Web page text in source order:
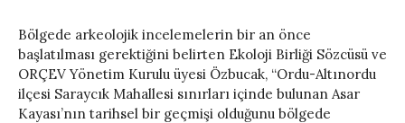
Bölgede arkeolojik incelemelerin bir an önce
başlatılması gerektiğini belirten Ekoloji Birliği Sözcüsü ve
ORÇEV Yönetim Kurulu üyesi Özbucak, “Ordu-Altınordu
ilçesi Saraycık Mahallesi sınırları içinde bulunan Asar
Kayası’nın tarihsel bir geçmişi olduğunu bölgede